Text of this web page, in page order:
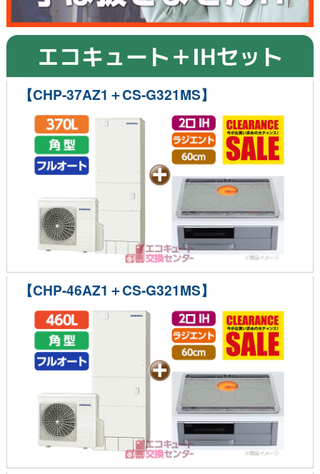
エコキュート＋IHセット
【CHP-37AZ1＋CS-G321MS】
【CHP-46AZ1＋CS-G321MS】